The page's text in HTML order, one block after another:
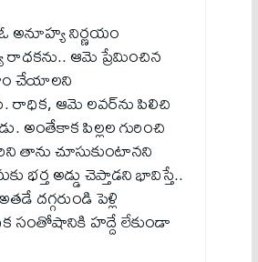
అనూహ్య నిర్ణయం
రాధకను.. ఆమె ప్రేమించిన
చేయాలని
రాధిక, ఆమె లవర్‌ను పిలిచి
అంతేకాక పిల్లల గురించి
తాను చూసుకుంటానని
భర్త అడ్డు చెప్తాడని భావిస్తే..
దగ్గరుండి పెళ్లి
సంతోషానికి హద్దే లేకుండా